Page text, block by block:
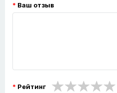
Ваш отзыв
Рейтинг